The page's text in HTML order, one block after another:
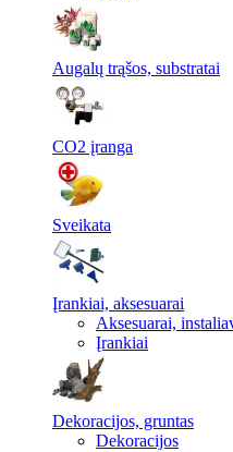
Augalų trąšos, substratai
CO2 įranga
Sveikata
Įrankiai, aksesuarai
Aksesuarai,
Įrankiai
Dekoracijos, gruntas
Dekoracijos